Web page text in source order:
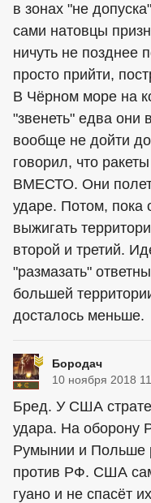
в зонах "не
сами натовцы
ничуть не позднее
просто прийти,
В Чёрном море на
"звенеть" едва они
вообще не дойти
говорил, что
ВМЕСТО. Они
ударе. Потом, пока
выжигать
второй и третий.
"размазать"
большей
досталось меньше.
Бородач
10 ноября 2018
Бред. У США
удара. На оборону
Румынии и Польше
против РФ. США
гуано и не спасёт